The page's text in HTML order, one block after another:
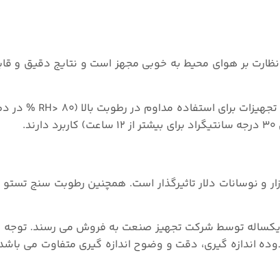
فوق تضمین می کند که فشار سنج تستو ۶۲۲ برای نظارت بر هوای محیط به خوبی مجهز است و نتایج
یکساله توسط شرکت تجهیز صنعت به فروش می رسند. توجه
مانند محدوده اندازه گیری، دقت و وضوح اندازه گیری متفاوت